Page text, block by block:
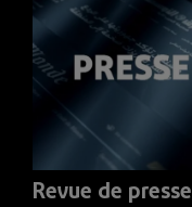
Revue de presse